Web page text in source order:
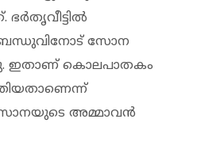
ഭര്‍തൃവീട്ടില്‍
ബന്ധുവിനോട് സോന
ഇതാണ് കൊലപാതകം
അമ്മാവന്‍